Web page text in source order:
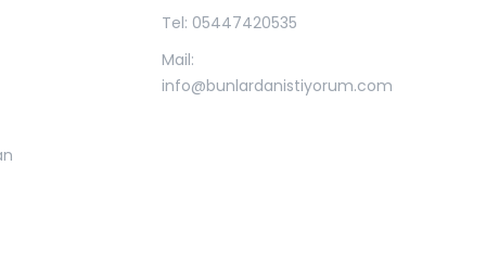
Tel: 05447420535
Mail:
info@bunlardanistiyorum.com